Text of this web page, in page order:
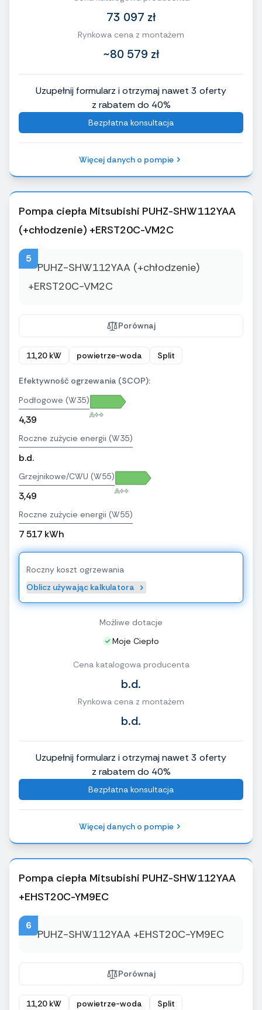
73 097 zł
Rynkowa cena z montażem
~80 579 zł
Uzupełnij formularz i otrzymaj nawet 3 oferty
z rabatem do 40%
Bezpłatna konsultacja
Więcej danych o pompie
Pompa ciepła Mitsubishi PUHZ-SHW112YAA
(+chłodzenie) +ERST20C-VM2C
5
Porównaj
11,20 kW powietrze-woda Split
Efektywność ogrzewania (SCOP):
Podłogowe (W35)
4,39 A++
Roczne zużycie energii (W35)
b.d.
Grzejnikowe/CWU (W55)
3,49 A++
Roczne zużycie energii (W55)
7 517 kWh
Roczny koszt ogrzewania
Oblicz używając kalkulatora
Możliwe dotacje
Moje Ciepło
Cena katalogowa producenta
b.d.
Rynkowa cena z montażem
b.d.
Uzupełnij formularz i otrzymaj nawet 3 oferty
z rabatem do 40%
Bezpłatna konsultacja
Więcej danych o pompie
Pompa ciepła Mitsubishi PUHZ-SHW112YAA
+EHST20C-YM9EC
6
Porównaj
11,20 kW powietrze-woda Split